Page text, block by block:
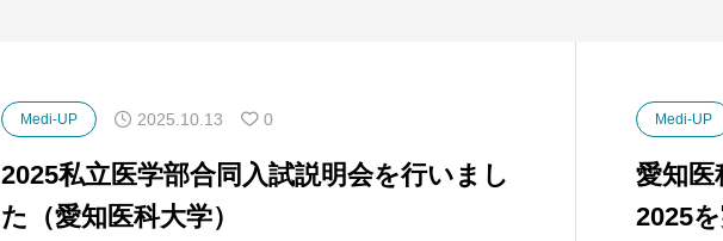
Medi-UP 2025.10.13 0
2025私立医学部合同入試説明会を行いまし
た（愛知医科大学）
Medi-UP
愛知医
2025